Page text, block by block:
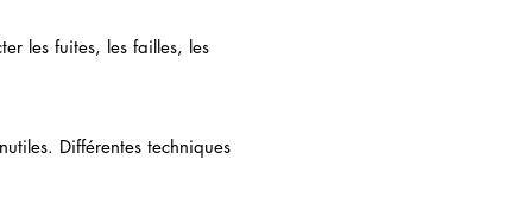
les fuites, les failles, les
Différentes techniques